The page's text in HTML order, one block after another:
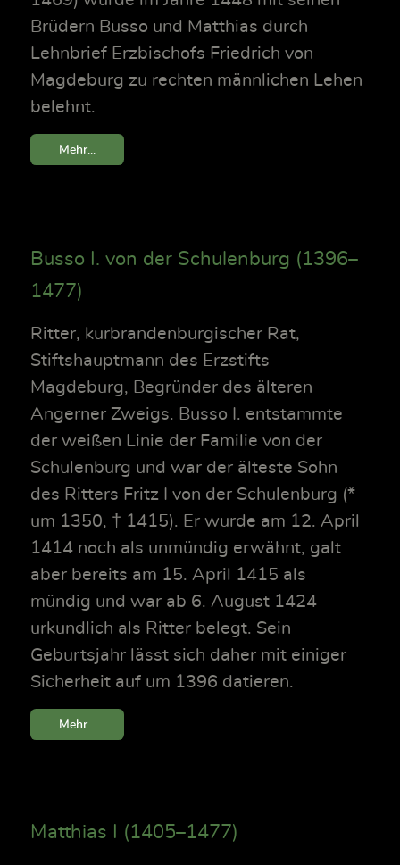
Brüdern Busso und Matthias durch
Lehnbrief Erzbischofs Friedrich von
Magdeburg zu rechten männlichen Lehen
belehnt.
Mehr...
Busso I. von der Schulenburg (1396–
1477)
Ritter, kurbrandenburgischer Rat,
Stiftshauptmann des Erzstifts
Magdeburg, Begründer des älteren
Angerner Zweigs. Busso I. entstammte
der weißen Linie der Familie von der
Schulenburg und war der älteste Sohn
des Ritters Fritz I von der Schulenburg (*
um 1350, † 1415). Er wurde am 12. April
1414 noch als unmündig erwähnt, galt
aber bereits am 15. April 1415 als
mündig und war ab 6. August 1424
urkundlich als Ritter belegt. Sein
Geburtsjahr lässt sich daher mit einiger
Sicherheit auf um 1396 datieren.
Mehr...
Matthias I (1405–1477)